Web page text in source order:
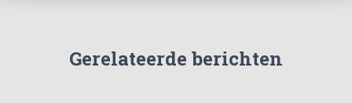
Gerelateerde berichten